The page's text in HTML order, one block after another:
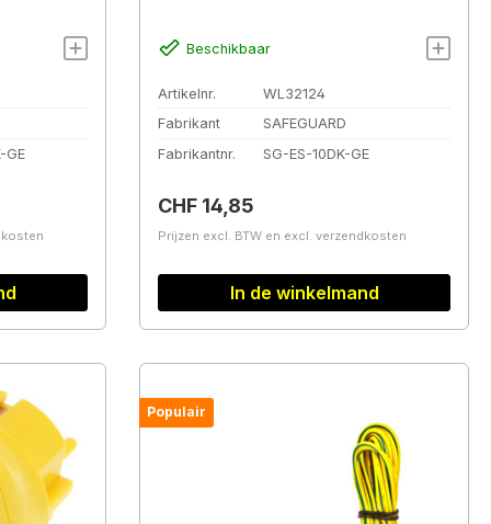
GE
Beschikbaar
Artikelnr.
WL32124
Fabrikant
SAFEGUARD
Fabrikantnr.
SG-ES-10DK-GE
Normale prijs:
CHF 14,85
Prijzen excl. BTW en excl. verzendkosten
In de winkelmand
Populair